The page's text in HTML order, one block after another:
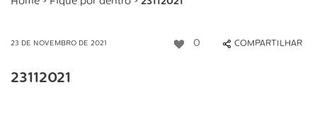
23 DE NOVEMBRO DE 2021 0 COMPARTILHAR
23112021